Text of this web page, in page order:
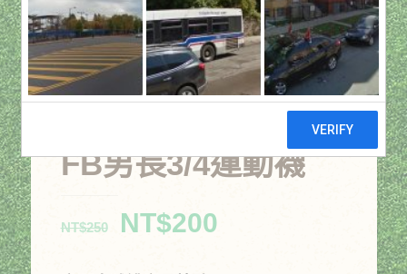
FB男長3/4運動襪
NT$250
原
NT$200目